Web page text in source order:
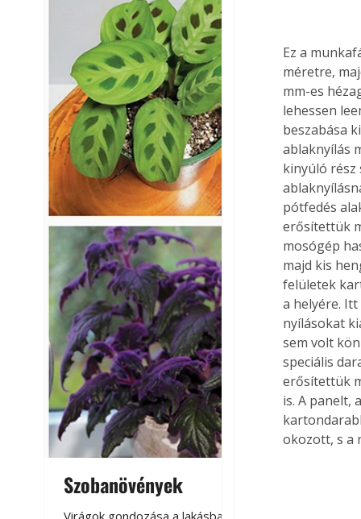
Szobanövények
Ez a
méretre,
mm-es
lehessen
beszabása
ablaknyílás
kinyúló rész
pótfedés
erősítettük
mosógép
majd kis
felületek
a helyére.
nyílásokat
sem volt
speciális
erősítettük
is. A panelt,
okozott, s a